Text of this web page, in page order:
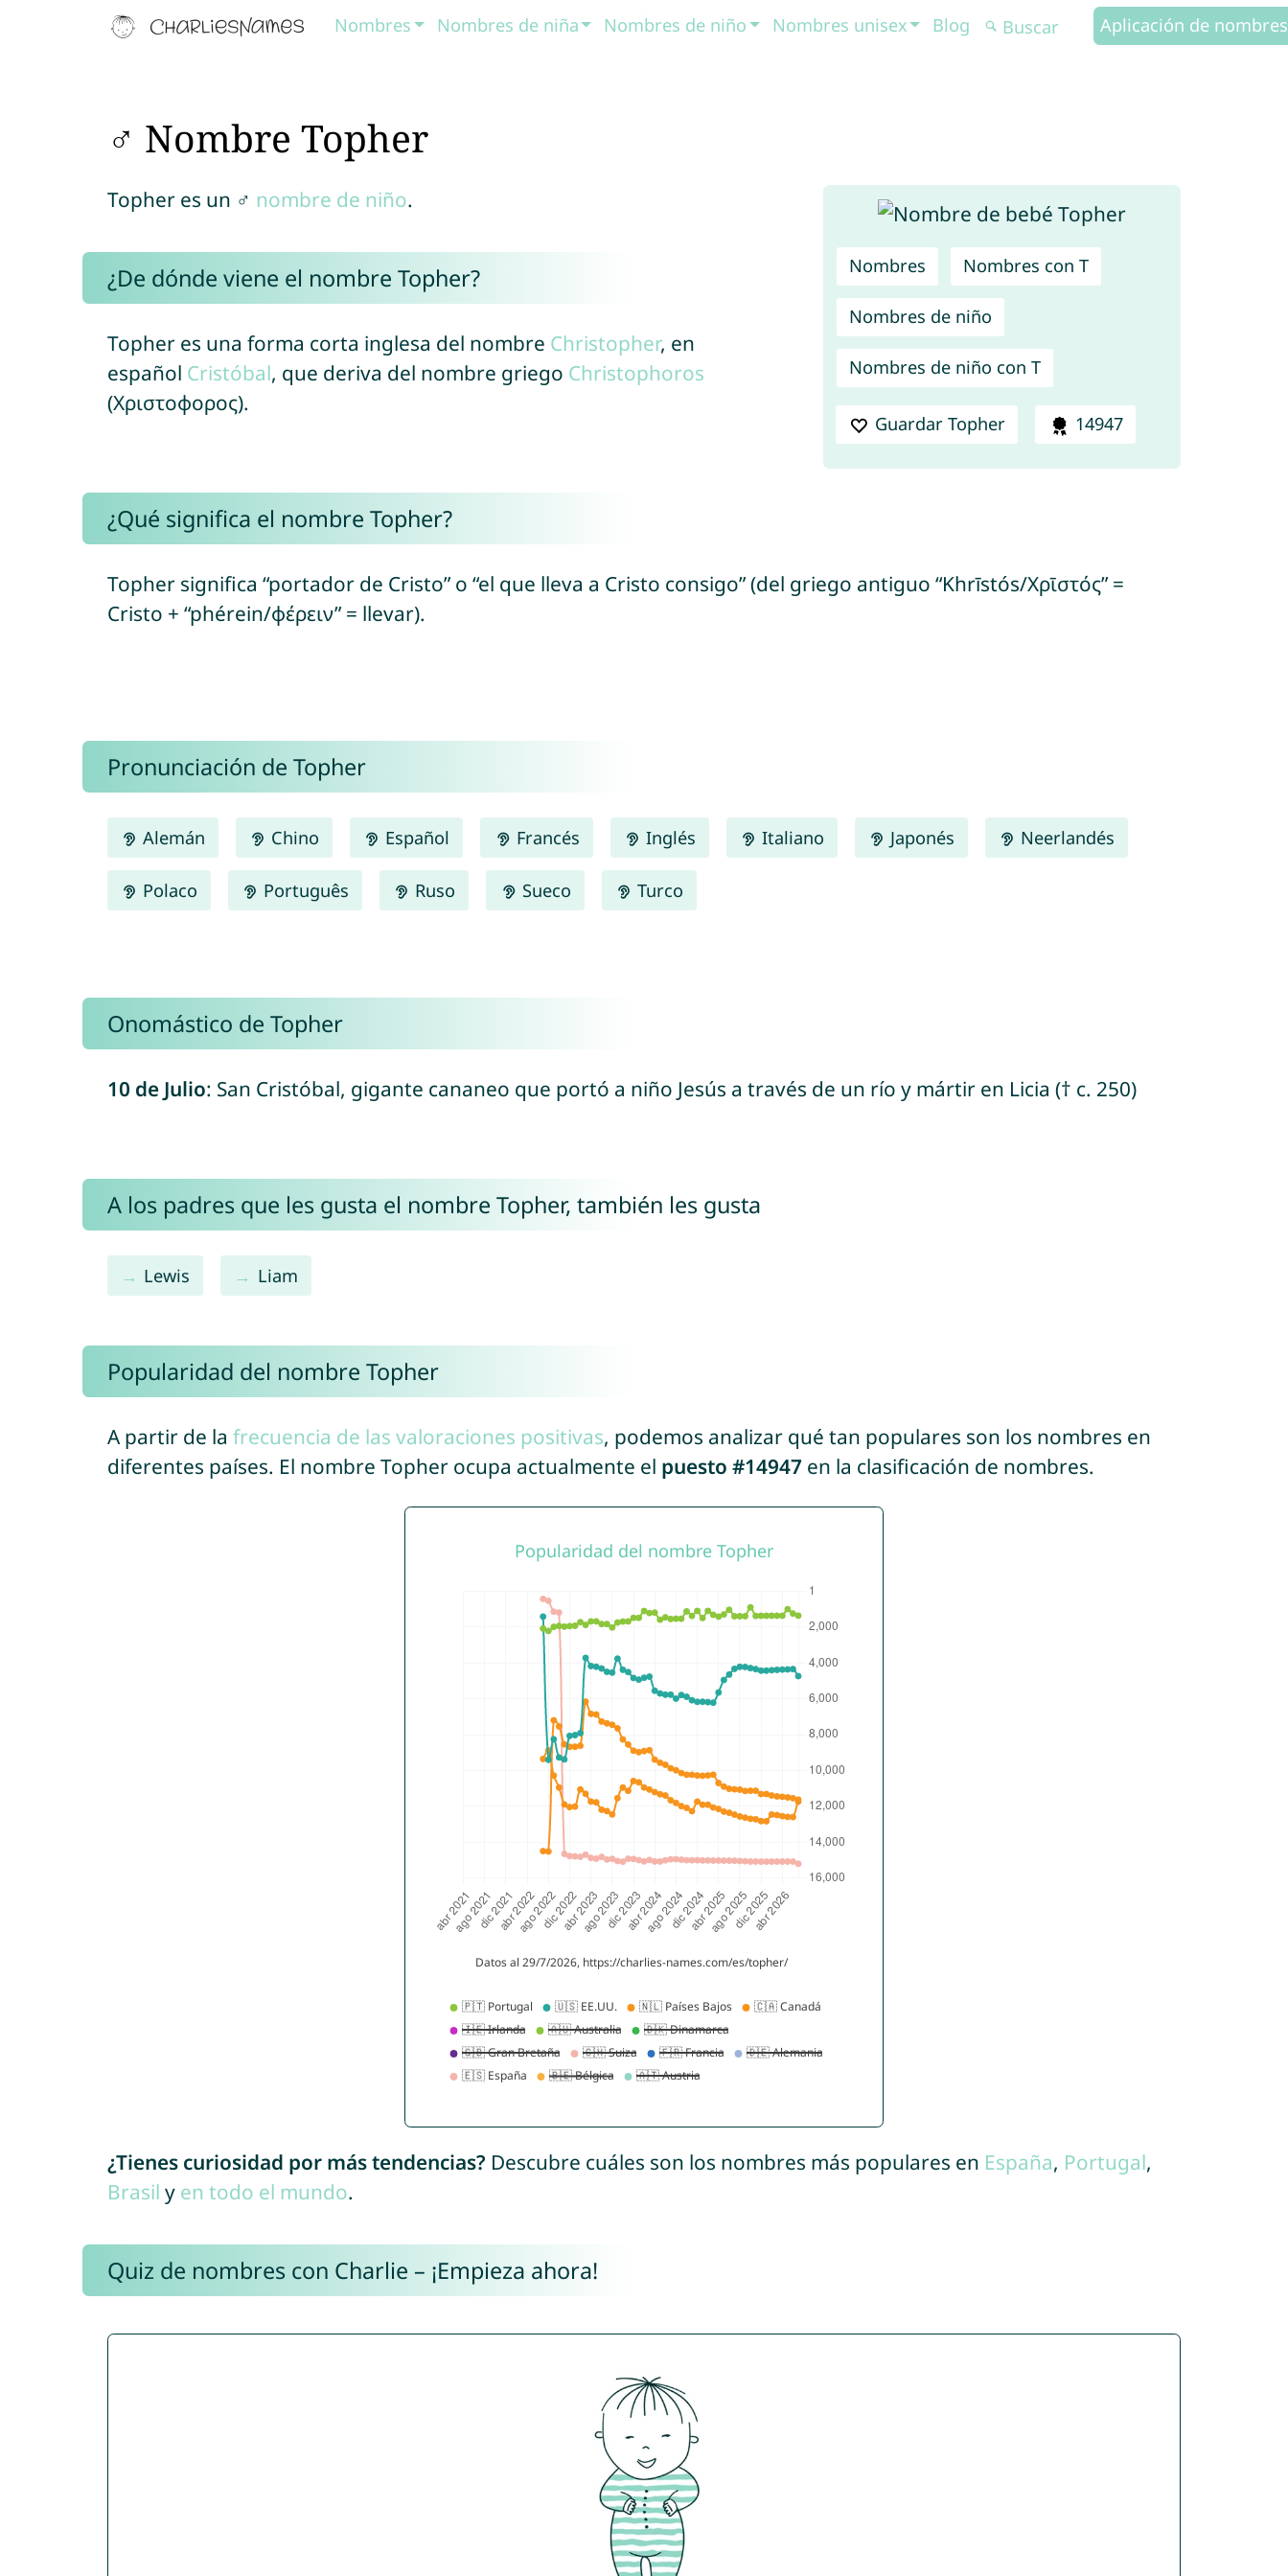
Nombres Nombres de niña Nombres de niño Nombres unisex Blog Aplicación de nombres
♂ Nombre Topher
Nombres Nombres con T
Nombres de niño
Nombres de niño con T
Guardar Topher 14947
Topher es un ♂ nombre de niño.
¿De dónde viene el nombre Topher?
Topher es una forma corta inglesa del nombre Christopher, en
español Cristóbal, que deriva del nombre griego Christophoros
(Χριστοφορος).
¿Qué significa el nombre Topher?
Topher significa “portador de Cristo” o “el que lleva a Cristo consigo” (del griego antiguo “Khrīstós/Χρῑστός” =
Cristo + “phérein/φέρειν” = llevar).
Pronunciación de Topher
Alemán Chino Español Francés Inglés Italiano Japonés Neerlandés
Polaco Português Ruso Sueco Turco
Onomástico de Topher
10 de Julio: San Cristóbal, gigante cananeo que portó a niño Jesús a través de un río y mártir en Licia († c. 250)
A los padres que les gusta el nombre Topher, también les gusta
Lewis Liam
Popularidad del nombre Topher
A partir de la frecuencia de las valoraciones positivas, podemos analizar qué tan populares son los nombres en
diferentes países. El nombre Topher ocupa actualmente el puesto #14947 en la clasificación de nombres.
¿Tienes curiosidad por más tendencias? Descubre cuáles son los nombres más populares en España, Portugal,
Brasil y en todo el mundo.
Quiz de nombres con Charlie – ¡Empieza ahora!